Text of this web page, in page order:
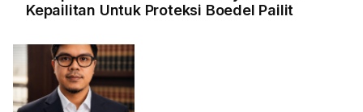
Kepailitan Untuk Proteksi Boedel Pailit